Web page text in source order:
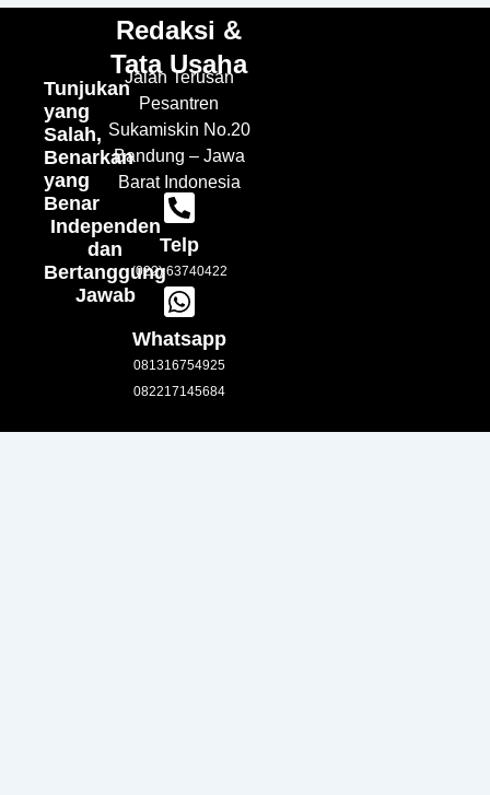
Tunjukan
yang
Salah,
Benarkan
yang
Benar
Independen
dan
Bertanggung
Jawab
Redaksi &
Tata Usaha
Jalan Terusan
Pesantren
Sukamiskin No.20
Bandung – Jawa
Barat Indonesia
Telp
(022) 63740422
Whatsapp
081316754925
082217145684